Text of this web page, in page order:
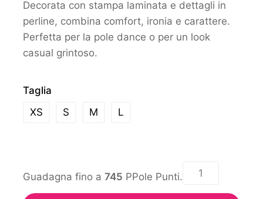
Decorata con stampa laminata e dettagli in
perline, combina comfort, ironia e carattere.
Perfetta per la pole dance o per un look
casual grintoso.
Taglia
XS
S M L
Guadagna fino a 745 PPole Punti.